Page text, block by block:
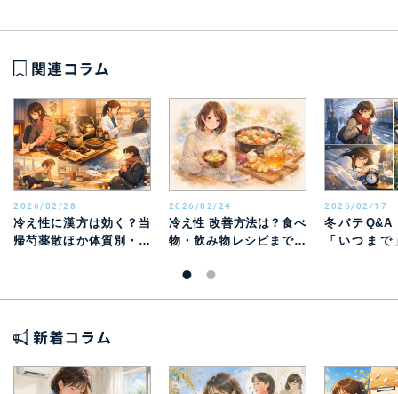
関連コラム
2026/02/28
冷え性に漢方は効く？当
帰芍薬散ほか体質別・冷
2026/02/24
冷え性 改善方法は？食べ
物・飲み物レシピまで徹
で】
2026/02/17
冬バテQ&A
「いつま
新着コラム